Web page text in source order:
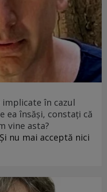
în cazul
ea însăși, constați că
vine asta?
nu mai acceptă nici